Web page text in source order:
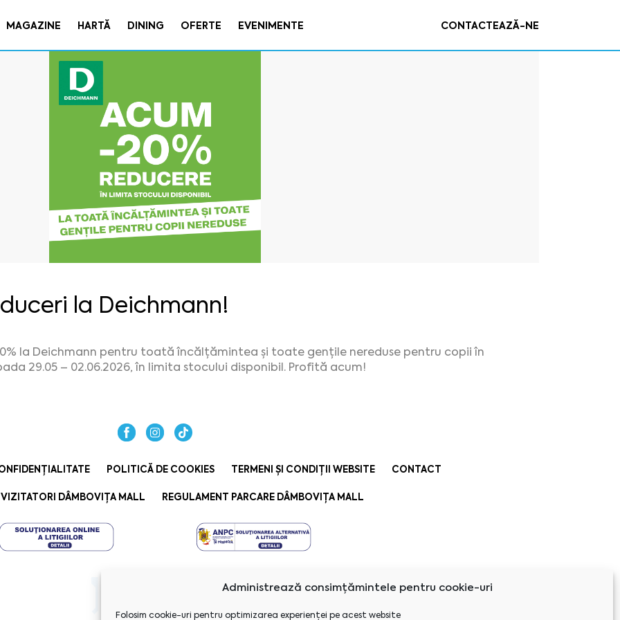
Administrează consimțămintele pentru cookie-uri
Folosim cookie-uri pentru optimizarea experienței pe acest website
MAGAZINE HARTĂ DINING OFERTE EVENIMENTE CONTACTEAZĂ-NE
la Deichmann!
la Deichmann pentru toată încălțămintea și toate gențile nereduse pentru copii în
29.05 – 02.06.2026, în limita stocului disponibil. Profită acum!
POLITICĂ DE COOKIES TERMENI ȘI CONDIȚII WEBSITE CONTACT
DÂMBOVIȚA MALL REGULAMENT PARCARE DÂMBOVIȚA MALL